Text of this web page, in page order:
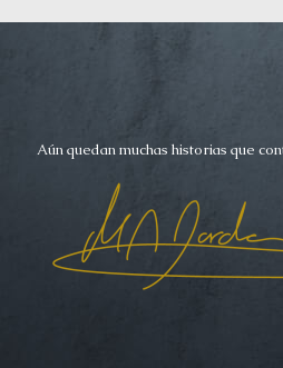
Aún quedan muchas historias que